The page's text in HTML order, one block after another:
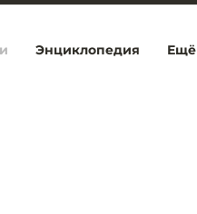
Ещё
Энциклопедия